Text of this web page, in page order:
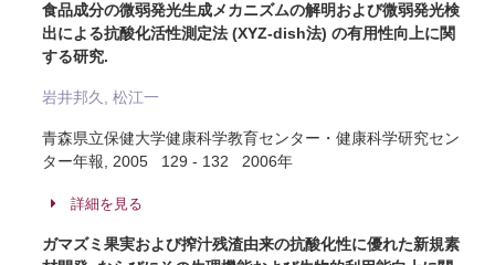
食品成分の微弱発光生成メカニズムの解明および微弱発光検
出による抗酸化活性測定法 (XYZ-dish法) の有用性向上に関
する研究.
岩井邦久, 松江一
青森県立保健大学健康科学教育センター・健康科学研究セン
ター年報, 2005 129 - 132 2006年
詳細を見る
ガマズミ果実および搾汁残渣由来の抗酸化性に優れた新規素